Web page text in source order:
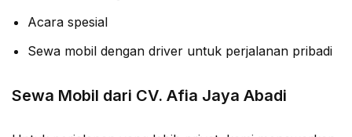
Acara spesial
Sewa mobil dengan driver untuk perjalanan pribadi
Sewa Mobil dari CV. Afia Jaya Abadi